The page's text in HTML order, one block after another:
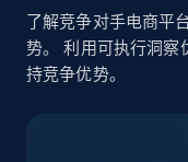
5.4K+
了解竞争对手电商平
势。 利用可执行洞察
持竞争优势。